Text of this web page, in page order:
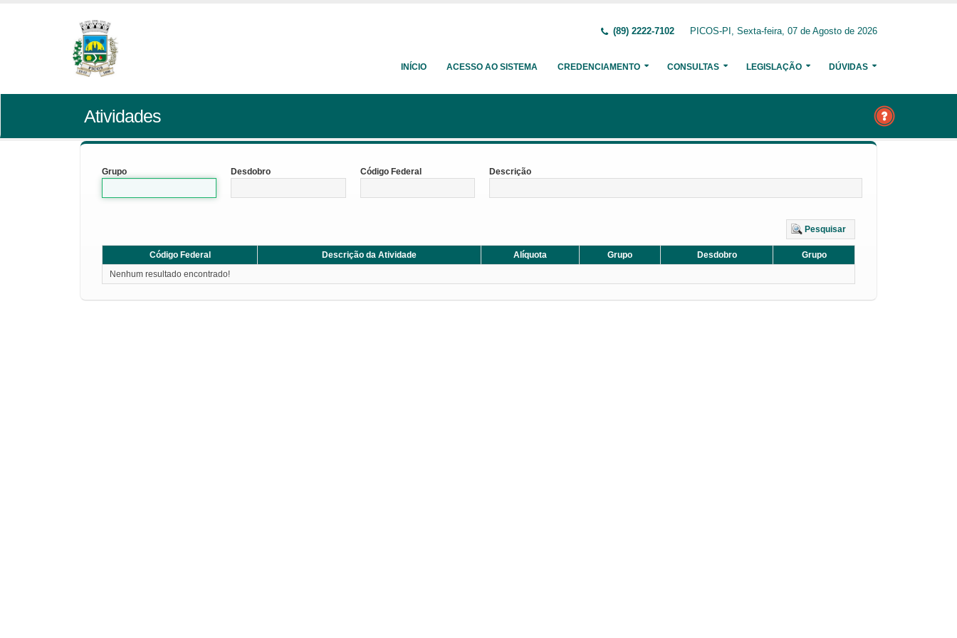
(89) 2222-7102 PICOS-PI, Sexta-feira, 07 de Agosto de 2026
INÍCIO ACESSO AO SISTEMA CREDENCIAMENTO CONSULTAS LEGISLAÇÃO DÚVIDAS
Atividades
Grupo Desdobro Código Federal Descrição
Pesquisar
Código Federal Descrição da Atividade Alíquota Grupo Desdobro
Grupo
Nenhum resultado encontrado!